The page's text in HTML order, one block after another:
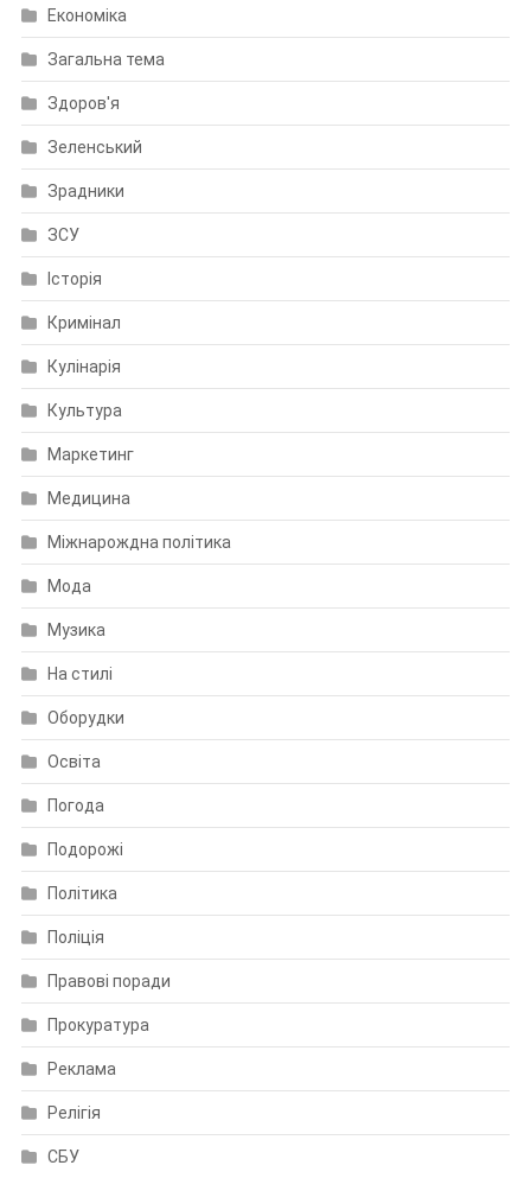
Економіка
Загальна тема
Здоров'я
Зеленський
Зрадники
ЗСУ
Історія
Кримінал
Кулінарія
Культура
Маркетинг
Медицина
Міжнарождна політика
Мода
Музика
На стилі
Оборудки
Освіта
Погода
Подорожі
Політика
Поліція
Правові поради
Прокуратура
Реклама
Релігія
СБУ